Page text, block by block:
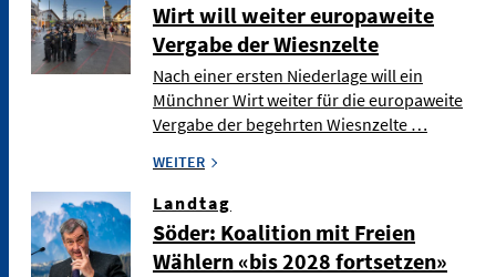
Wirt will weiter europaweite
Vergabe der Wiesnzelte
Nach einer ersten Niederlage will ein
Münchner Wirt weiter für die europaweite
Vergabe der begehrten Wiesnzelte …
WEITER
Landtag
Söder: Koalition mit Freien
Wählern «bis 2028 fortsetzen»